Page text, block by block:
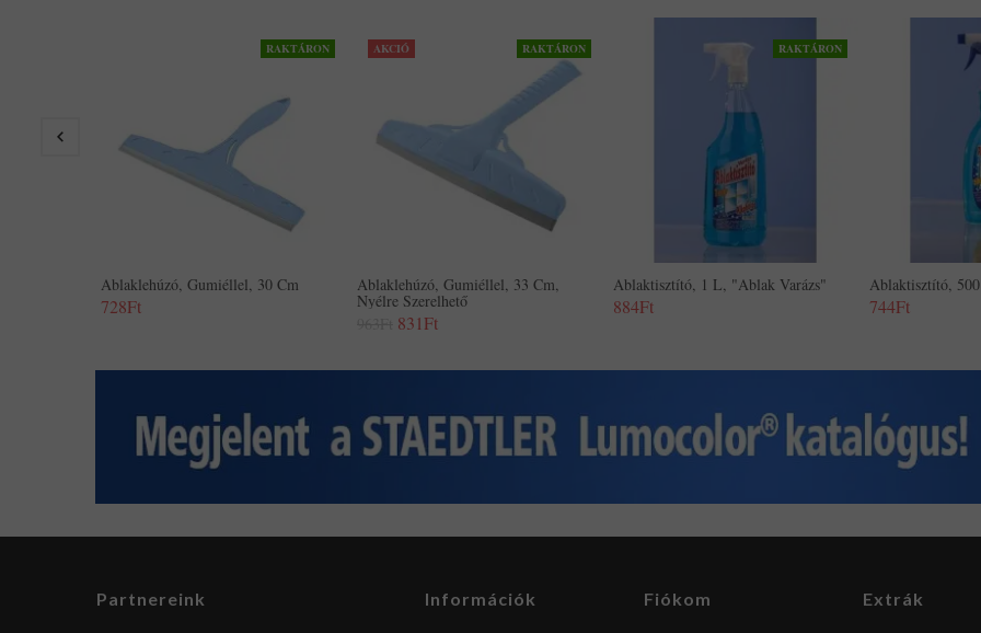
RAKTÁRON
Ablaklehúzó, Gumiéllel, 30 Cm
728Ft
AKCIÓ RAKTÁRON
Ablaklehúzó, Gumiéllel, 33 Cm,
Nyélre Szerelhető
831Ft
RAKTÁRON
Ablaktisztító, 1 L, "Ablak Varázs"
884Ft
Ablaktisztító,
744Ft
Partnereink Információk Fiókom Extrák